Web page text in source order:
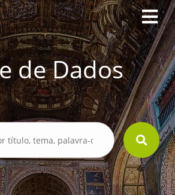
de Dados